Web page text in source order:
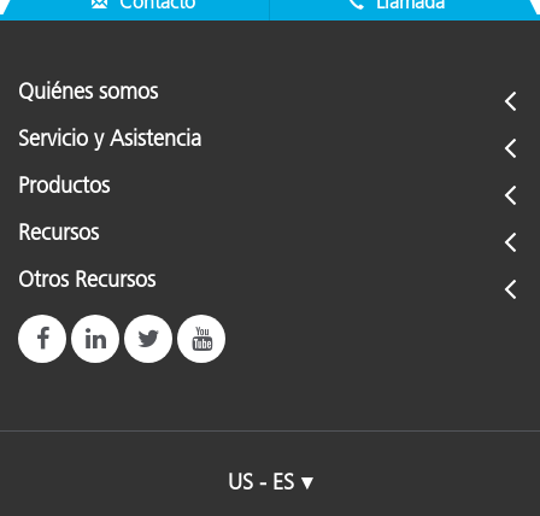
Quiénes somos
Servicio y Asistencia
Productos
Recursos
Otros Recursos
US - ES